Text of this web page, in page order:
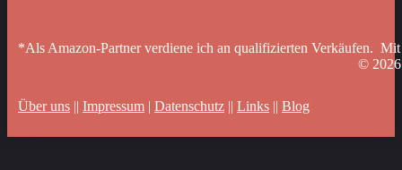
*Als Amazon-Partner verdiene ich an qualifizierten Verkäufen.
©
Über uns || Impressum | Datenschutz || Links || Blog